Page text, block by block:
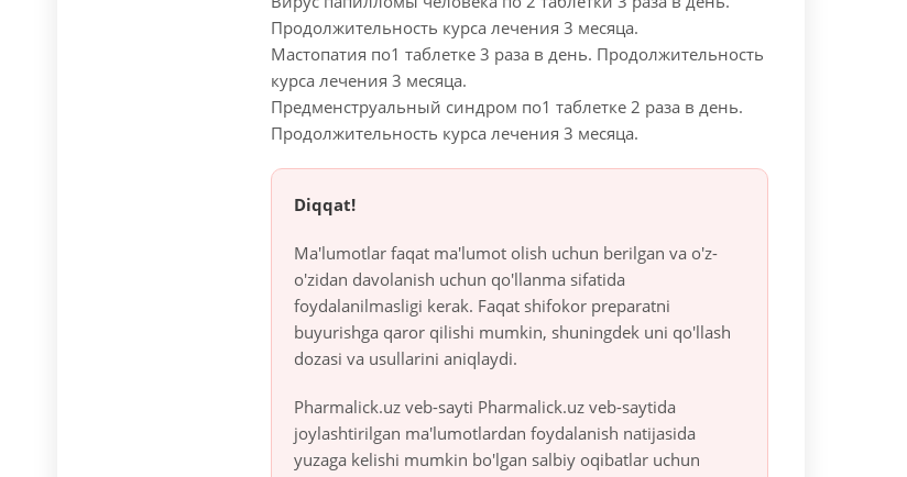
Продолжительность курса лечения 3 месяца.
Мастопатия по1 таблетке 3 раза в день. Продолжительность
курса лечения 3 месяца.
Предменструальный синдром по1 таблетке 2 раза в день.
Продолжительность курса лечения 3 месяца.
Diqqat!
Ma'lumotlar faqat ma'lumot olish uchun berilgan va o'z-
o'zidan davolanish uchun qo'llanma sifatida
foydalanilmasligi kerak. Faqat shifokor preparatni
buyurishga qaror qilishi mumkin, shuningdek uni qo'llash
dozasi va usullarini aniqlaydi.
Pharmalick.uz veb-sayti Pharmalick.uz veb-saytida
joylashtirilgan ma'lumotlardan foydalanish natijasida
yuzaga kelishi mumkin bo'lgan salbiy oqibatlar uchun